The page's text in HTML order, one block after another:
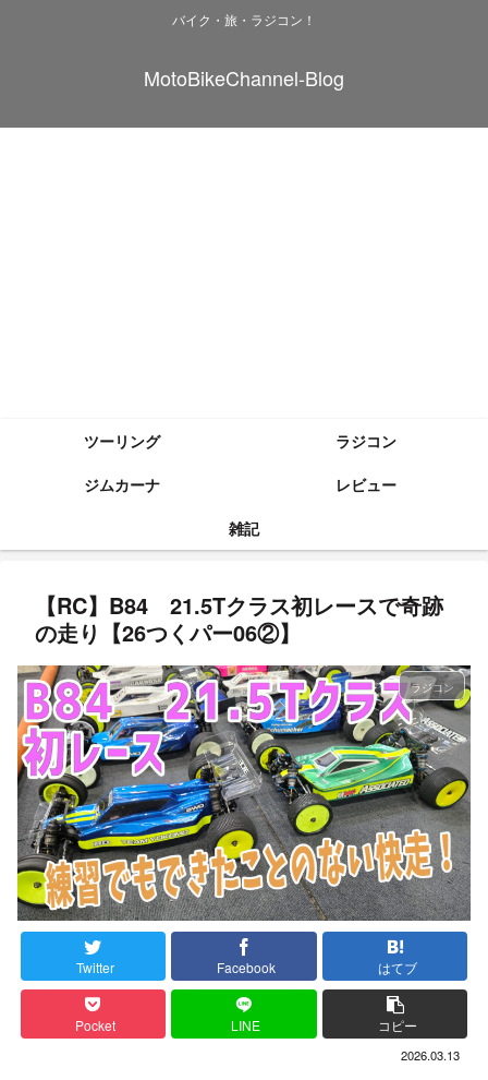
バイク・旅・ラジコン！
MotoBikeChannel-Blog
ツーリング
ラジコン
ジムカーナ
レビュー
雑記
【RC】B84 21.5Tクラス初レースで奇跡
の走り【26つくパー06②】
ラジコン
Twitter Facebook はてブ
Pocket LINE コピー
2026.03.13